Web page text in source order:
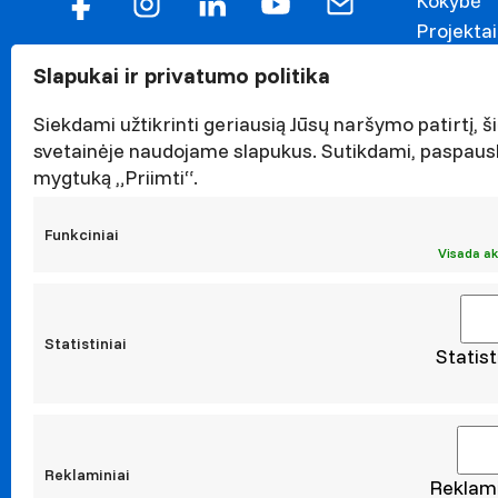
Slapukai ir privatumo politika
Siekdami užtikrinti geriausią Jūsų naršymo patirtį,
svetainėje naudojame slapukus. Sutikdami,
mygtuką „Priimti“.
Funkciniai
Visada
Statistiniai
Reklaminiai
Projektai
Renginiai
Leidiniai